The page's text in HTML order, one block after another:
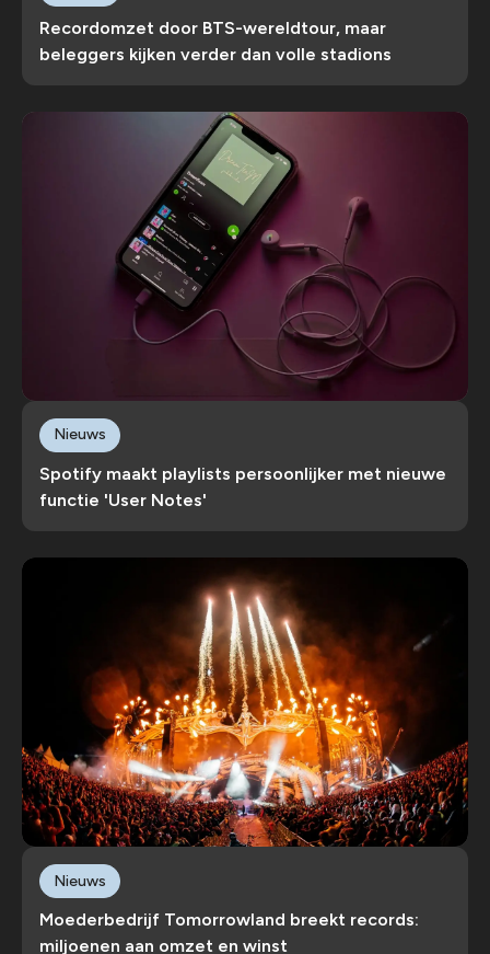
Recordomzet door BTS-wereldtour, maar
beleggers kijken verder dan volle stadions
Spotify maakt playlists persoonlijker met nieuwe
functie 'User Notes'
Nieuws
Moederbedrijf Tomorrowland breekt records:
miljoenen aan omzet en winst
Nieuws